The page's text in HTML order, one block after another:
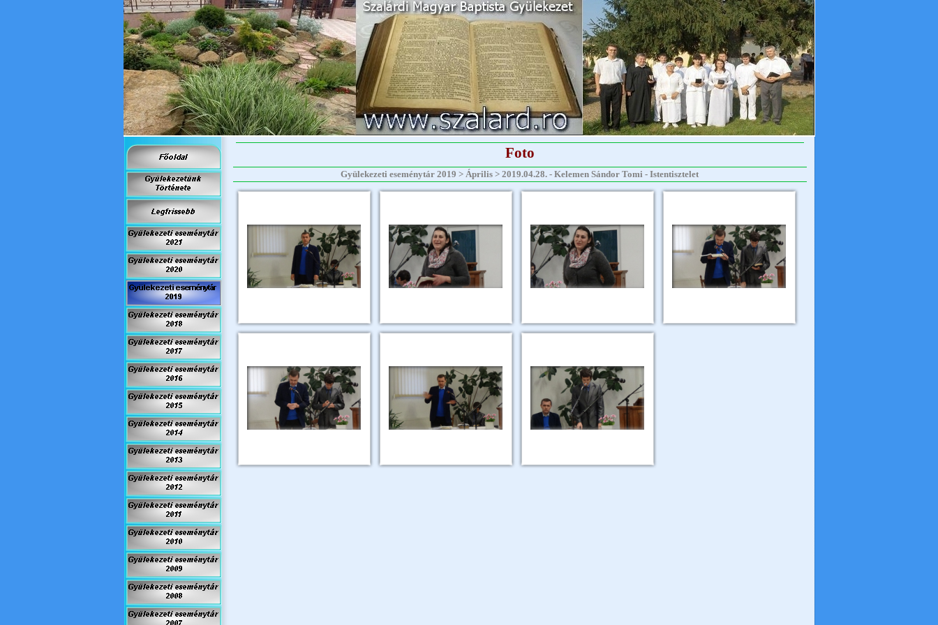
Foto
Gyülekezeti eseménytár 2019 > Április > 2019.04.28. - Kelemen Sándor Tomi - Istentisztelet